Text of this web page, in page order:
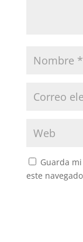
Guarda
este